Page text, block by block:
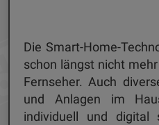
Die Smart-Home-
schon längst nicht
Fernseher. Auch
und Anlagen im
individuell und digital